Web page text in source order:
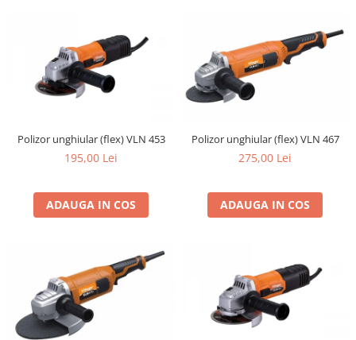
Polizor unghiular (flex) VLN 453
195,00 Lei
ADAUGA IN COS
Polizor unghiular (flex) VLN 467
275,00 Lei
ADAUGA IN COS